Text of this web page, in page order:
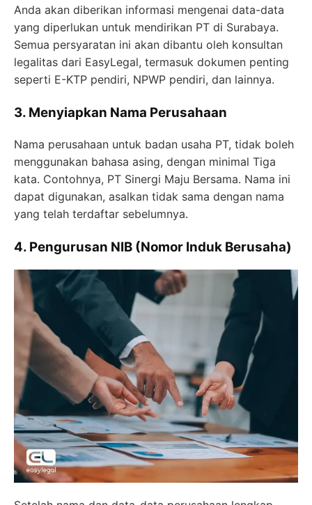
Anda akan diberikan informasi mengenai data-data
yang diperlukan untuk mendirikan PT di Surabaya.
Semua persyaratan ini akan dibantu oleh konsultan
legalitas dari EasyLegal, termasuk dokumen penting
seperti E-KTP pendiri, NPWP pendiri, dan lainnya.
3. Menyiapkan Nama Perusahaan
Nama perusahaan untuk badan usaha PT, tidak boleh
menggunakan bahasa asing, dengan minimal Tiga
kata. Contohnya, PT Sinergi Maju Bersama. Nama ini
dapat digunakan, asalkan tidak sama dengan nama
yang telah terdaftar sebelumnya.
4. Pengurusan NIB (Nomor Induk Berusaha)